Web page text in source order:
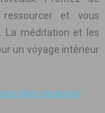
et vous
La méditation et les
un voyage intérieur
des vacances